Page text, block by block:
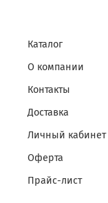
Каталог
О компании
Контакты
Доставка
Личный кабинет
Оферта
Прайс-лист